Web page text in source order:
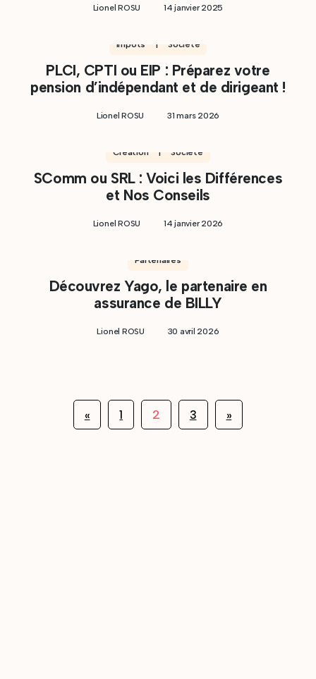
Lionel ROSU 14 janvier 2025
Impôts | Société
PLCI, CPTI ou EIP : Préparez votre
pension d’indépendant et de dirigeant !
Lionel ROSU 31 mars 2026
Création | Société
SComm ou SRL : Voici les Différences
et Nos Conseils
Lionel ROSU 14 janvier 2026
Partenaires
Découvrez Yago, le partenaire en
assurance de BILLY
Lionel ROSU 30 avril 2026
« 1 2 3 »